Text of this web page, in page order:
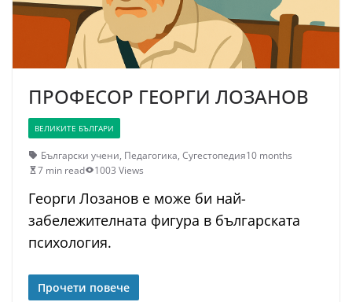
ПРОФЕСОР ГЕОРГИ ЛОЗАНОВ
ВЕЛИКИТЕ БЪЛГАРИ
Български учени, Педагогика, Сугестопедия10 months
7 min read
1003 Views
Георги Лозанов е може би най-
забележителната фигура в българската
психология.
Прочети повече